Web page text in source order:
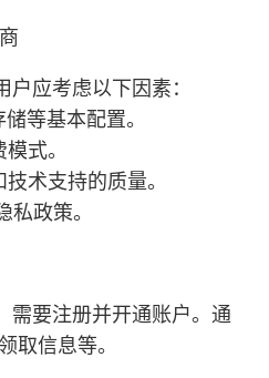
应考虑以下因素：
等基本配置。
式。
术支持的质量。
私政策。
需要注册并开通账户。通
取信息等。